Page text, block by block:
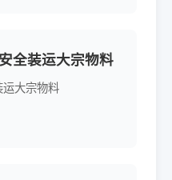
全装运大宗物料
大宗物料